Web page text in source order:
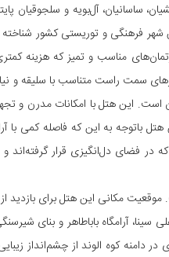
ساسانیان، آل‌بویه و سلجوقیان
شهر فرهنگی و توریستی کشور
مناسب و تمیز که هزینه
سمت راست متناسب با سلیقه و
است. این هتل با امکانات مدرن و
به این که فاصله کمی با
فضای دل‌انگیزی قرار گرفته‌اند و
مکانی این هتل برای بازدید
آرامگاه باباطاهر و بنای
دامنه کوه الوند از چشم‌انداز